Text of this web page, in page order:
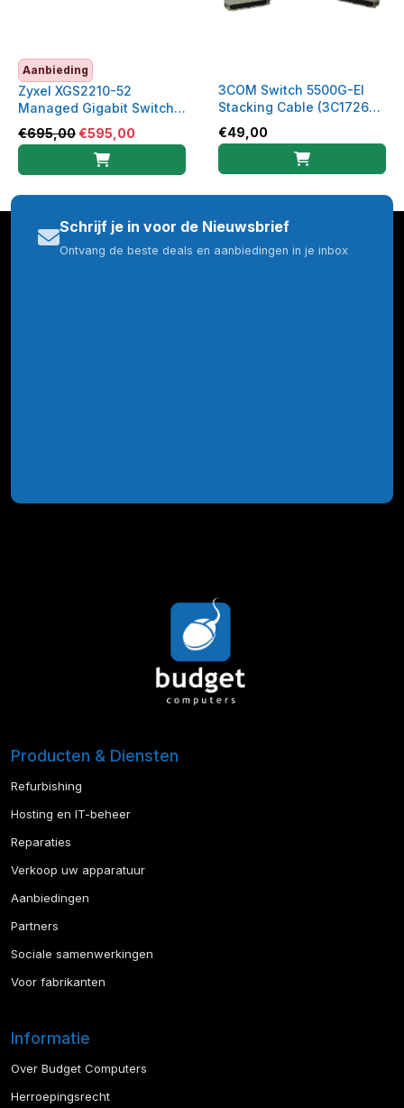
Aanbieding
Zyxel XGS2210-52
Managed Gigabit Switch –
48× GbE + 4× 10G SFP+ –
Layer 2+
€695,00€595,00
3COM Switch 5500G-EI
Stacking Cable (3C17262
JE079A)
€49,00
Schrijf je in voor de Nieuwsbrief
Ontvang de beste deals en aanbiedingen in je inbox
Producten & Diensten
Refurbishing
Hosting en IT-beheer
Reparaties
Verkoop uw apparatuur
Aanbiedingen
Partners
Sociale samenwerkingen
Voor fabrikanten
Informatie
Over Budget Computers
Herroepingsrecht